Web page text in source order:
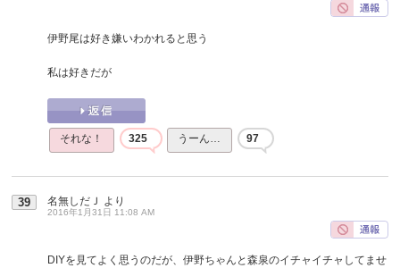
伊野尾は好き嫌いわかれると思う
私は好きだが
それな！ 325 うーん… 97
39 名無しだＪ より
2016年1月31日 11:08 AM
DIYを見てよく思うのだが、伊野ちゃんと森泉のイチャイチャしてませ